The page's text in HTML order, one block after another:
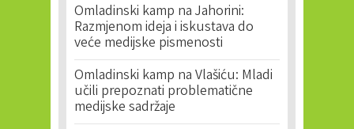
Omladinski kamp na Jahorini:
Razmjenom ideja i iskustava do
veće medijske pismenosti
Omladinski kamp na Vlašiću: Mladi
učili prepoznati problematične
medijske sadržaje